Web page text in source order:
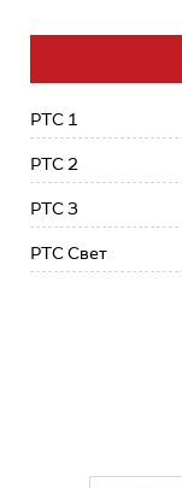
РТС 1
РТС 2
РТС 3
РТС Свет